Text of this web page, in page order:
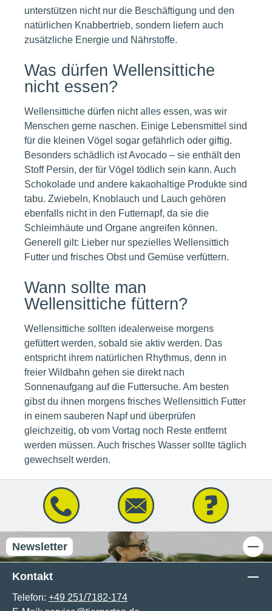
unterstützen nicht nur die Beschäftigung und den
natürlichen Knabbertrieb, sondern liefern auch
zusätzliche Energie und Nährstoffe.
Was dürfen Wellensittiche
nicht essen?
Wellensittiche dürfen nicht alles essen, was wir
Menschen gerne naschen. Einige Lebensmittel sind
für die kleinen Vögel sogar gefährlich oder giftig.
Besonders schädlich ist Avocado – sie enthält den
Stoff Persin, der für Vögel tödlich sein kann. Auch
Schokolade und andere kakaohaltige Produkte sind
tabu. Zwiebeln, Knoblauch und Lauch gehören
ebenfalls nicht in den Futternapf, da sie die
Schleimhäute und Organe angreifen können.
Generell gilt: Lieber nur spezielles Wellensittich
Futter und frisches Obst und Gemüse verfüttern.
Wann sollte man
Wellensittiche füttern?
Wellensittiche sollten idealerweise morgens
gefüttert werden, sobald sie aktiv werden. Das
entspricht ihrem natürlichen Rhythmus, denn in
freier Wildbahn gehen sie direkt nach
Sonnenaufgang auf die Futtersuche. Am besten
gibst du ihnen morgens frisches Wellensittich Futter
in einem sauberen Napf und überprüfen
gleichzeitig, ob vom Vortag noch Reste entfernt
werden müssen. Auch frisches Wasser sollte täglich
gewechselt werden.
Newsletter
Kontakt
Telefon: +49 251/7182-174